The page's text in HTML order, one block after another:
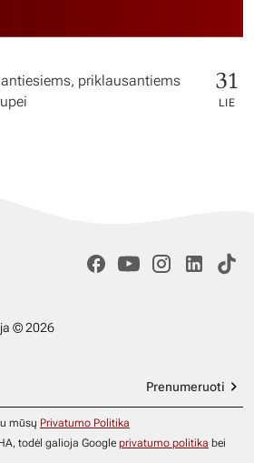
priklausantiems
31
LIE
© 2026
Prenumeruoti
mūsų Privatumo Politika
todėl galioja Google privatumo politika bei